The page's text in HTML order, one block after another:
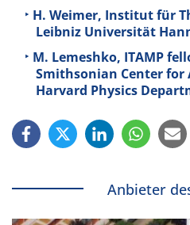
H. Weimer, Institut für
Leibniz Universität
M. Lemeshko, ITAMP
Smithsonian Center for
Harvard Physics
Anbieter